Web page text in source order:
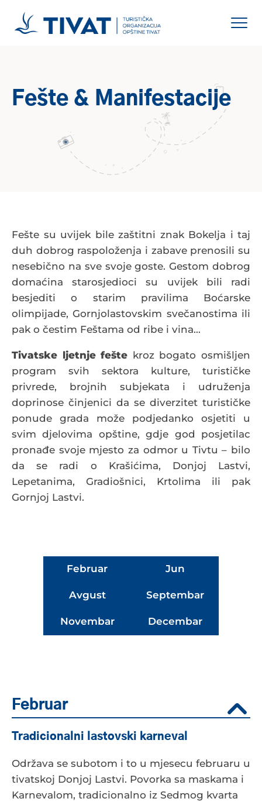
Fešte & Manifestacije
Fešte su uvijek bile zaštitni znak Bokelja i taj
duh dobrog raspoloženja i zabave prenosili su
nesebično na sve svoje goste. Gestom dobrog
domaćina starosjedioci su uvijek bili radi
besjediti o starim pravilima Boćarske
olimpijade, Gornjolastovskim svečanostima ili
pak o čestim Feštama od ribe i vina…
Tivatske ljetnje fešte kroz bogato osmišljen
program svih sektora kulture, turističke
privrede, brojnih subjekata i udruženja
doprinose činjenici da se diverzitet turističke
ponude grada može podjedanko osjetiti u
svim djelovima opštine, gdje god posjetilac
pronađe svoje mjesto za odmor u Tivtu – bilo
da se radi o Krašićima, Donjoj Lastvi,
Lepetanima, Gradiošnici, Krtolima ili pak
Gornjoj Lastvi.
Februar Jun
Avgust Septembar
Novembar Decembar
Februar
Tradicionalni lastovski karneval
Održava se subotom i to u mjesecu februaru u
tivatskoj Donjoj Lastvi. Povorka sa maskama i
Karnevalom, tradicionalno iz Sedmog kvarta